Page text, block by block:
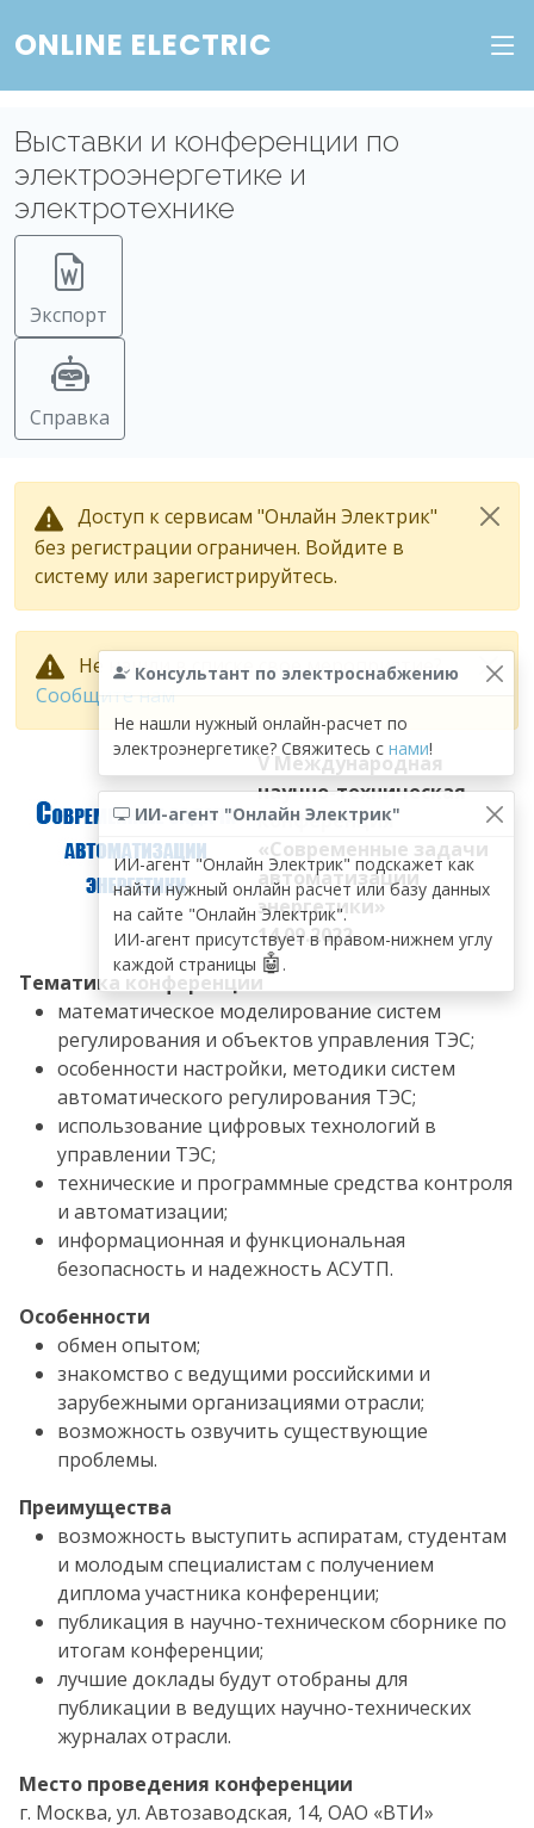
ONLINE ELECTRIC
Выставки и конференции по
электроэнергетике и
электротехнике
Экспорт
Справка
Доступ к сервисам "Онлайн Электрик"
без регистрации ограничен. Войдите в
систему или зарегистрируйтесь.
Консультант по электроснабжению
Не нашли нужный онлайн-расчет по
электроэнергетике? Свяжитесь с нами!
ИИ-агент "Онлайн Электрик"
ИИ-агент "Онлайн Электрик" подскажет как
найти нужный онлайн расчет или базу данных
на сайте "Онлайн Электрик".
ИИ-агент присутствует в правом-нижнем углу
каждой страницы 🤖 .
Не нашли в списке свое мероприятие?
Сообщите нам
V Международная
научно-техническая
конференция
«Современные задачи
автоматизации
энергетики»
14.09.2022
Тематика конференции
математическое моделирование систем
регулирования и объектов управления ТЭС;
особенности настройки, методики систем
автоматического регулирования ТЭС;
использование цифровых технологий в
управлении ТЭС;
технические и программные средства контроля
и автоматизации;
информационная и функциональная
безопасность и надежность АСУТП.
Особенности
обмен опытом;
знакомство с ведущими российскими и
зарубежными организациями отрасли;
возможность озвучить существующие
проблемы.
Преимущества
возможность выступить аспиратам, студентам
и молодым специалистам с получением
диплома участника конференции;
публикация в научно-техническом сборнике по
итогам конференции;
лучшие доклады будут отобраны для
публикации в ведущих научно-технических
журналах отрасли.
Место проведения конференции
г. Москва, ул. Автозаводская, 14, ОАО «ВТИ»